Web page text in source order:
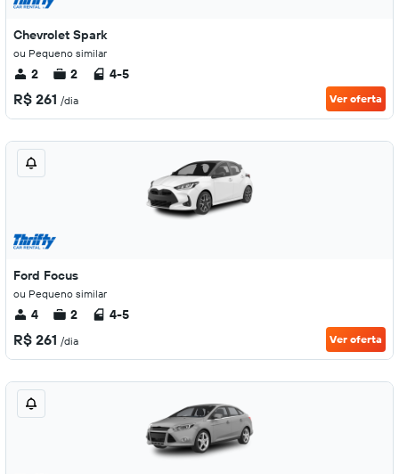
Chevrolet Spark
ou Pequeno similar
2 2 4-5
R$ 261 /dia Ver oferta
Ford Focus
ou Pequeno similar
4 2 4-5
R$ 261 /dia Ver oferta